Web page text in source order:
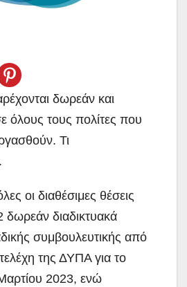
δωρεάν και
όλους τους πολίτες που
Τι
οι διαθέσιμες θέσεις
δωρεάν διαδικτυακά
συμβουλευτικής από
της ΔΥΠΑ για το
2023, ενώ